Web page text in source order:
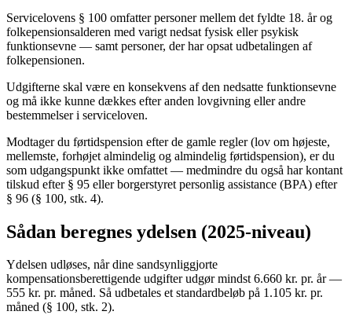
Servicelovens § 100 omfatter personer mellem det fyldte 18. år og
folkepensionsalderen med varigt nedsat fysisk eller psykisk
funktionsevne — samt personer, der har opsat udbetalingen af
folkepensionen.
Udgifterne skal være en konsekvens af den nedsatte funktionsevne
og må ikke kunne dækkes efter anden lovgivning eller andre
bestemmelser i serviceloven.
Modtager du førtidspension efter de gamle regler (lov om højeste,
mellemste, forhøjet almindelig og almindelig førtidspension), er du
som udgangspunkt ikke omfattet — medmindre du også har kontant
tilskud efter § 95 eller borgerstyret personlig assistance (BPA) efter
§ 96 (§ 100, stk. 4).
Sådan beregnes ydelsen (2025-niveau)
Ydelsen udløses, når dine sandsynliggjorte
kompensationsberettigende udgifter udgør mindst 6.660 kr. pr. år —
555 kr. pr. måned. Så udbetales et standardbeløb på 1.105 kr. pr.
måned (§ 100, stk. 2).